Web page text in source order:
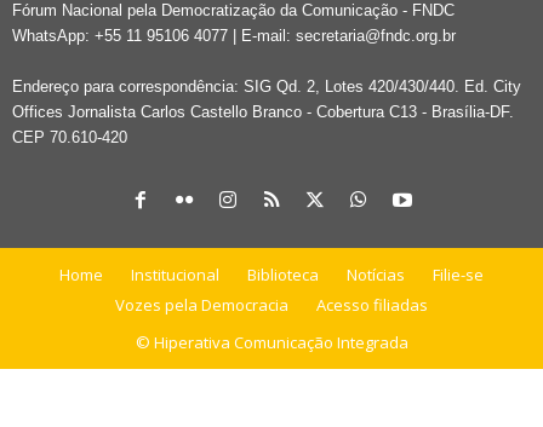
Fórum Nacional pela Democratização da Comunicação - FNDC
WhatsApp: +55 11 95106 4077 | E-mail: secretaria@fndc.org.br
Endereço para correspondência: SIG Qd. 2, Lotes 420/430/440. Ed. City
Offices Jornalista Carlos Castello Branco - Cobertura C13 - Brasília-DF.
CEP 70.610-420
Home Institucional Biblioteca Notícias
Filie-se
Vozes pela Democracia
Acesso filiadas
© Hiperativa Comunicação Integrada